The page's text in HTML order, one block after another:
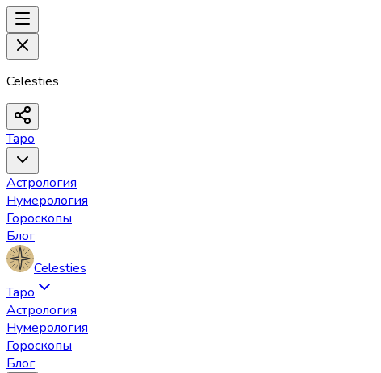
Celesties
Таро
Астрология
Нумерология
Гороскопы
Блог
Celesties
Таро
Астрология
Нумерология
Гороскопы
Блог